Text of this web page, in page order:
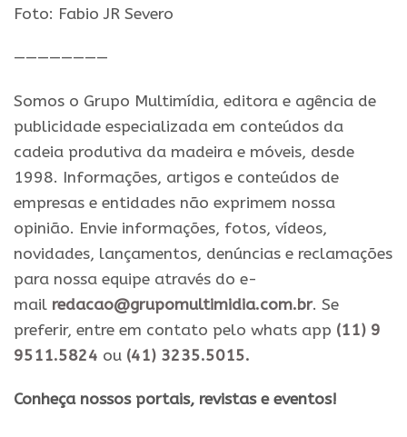
Foto: Fabio JR Severo
————————
Somos o Grupo Multimídia, editora e agência de
publicidade especializada em conteúdos da
cadeia produtiva da madeira e móveis, desde
1998. Informações, artigos e conteúdos de
empresas e entidades não exprimem nossa
opinião. Envie informações, fotos, vídeos,
novidades, lançamentos, denúncias e reclamações
para nossa equipe através do e-
mail redacao@grupomultimidia.com.br. Se
preferir, entre em contato pelo whats app (11) 9
9511.5824 ou (41) 3235.5015.
​Conheça nossos ​portais, revistas e eventos​!